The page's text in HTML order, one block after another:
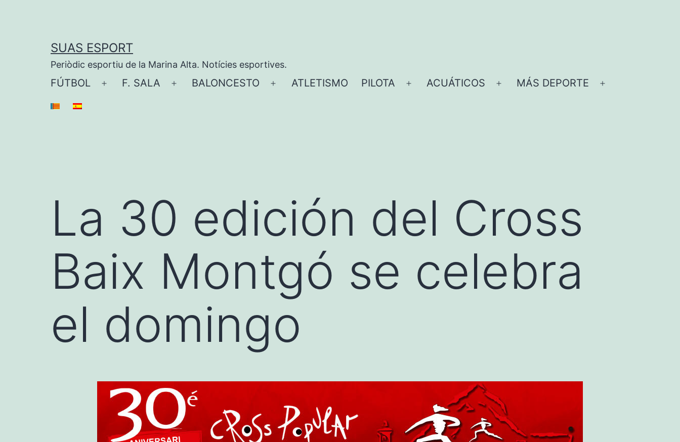
SUAS ESPORT
Periòdic esportiu de la Marina Alta. Notícies esportives.
FÚTBOL
Abrir
F. SALA
Abrir
BALONCESTO
Abrir
ATLETISMO PILOTA
Abrir
ACUÁTICOS
Abrir
MÁS DEPORTE
La 30 edición del Cross
Baix Montgó se celebra
el domingo